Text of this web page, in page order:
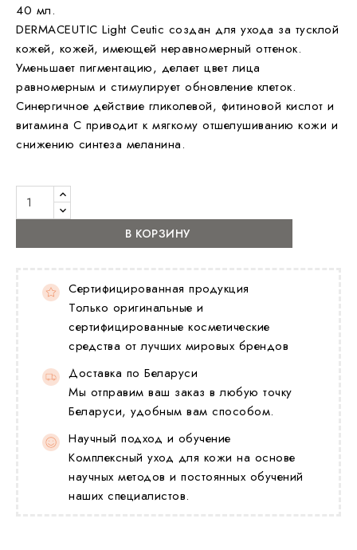
40 мл.
DERMACEUTIC Light Ceutic создан для ухода за тусклой
кожей, кожей, имеющей неравномерный оттенок.
Уменьшает пигментацию, делает цвет лица
равномерным и стимулирует обновление клеток.
Синергичное действие гликолевой, фитиновой кислот и
витамина С приводит к мягкому отшелушиванию кожи и
снижению синтеза меланина.
В КОРЗИНУ
Сертифицированная продукция
Только оригинальные и
сертифицированные косметические
средства от лучших мировых брендов
Доставка по Беларуси
Мы отправим ваш заказ в любую точку
Беларуси, удобным вам способом.
Научный подход и обучение
Комплексный уход для кожи на основе
научных методов и постоянных обучений
наших специалистов.